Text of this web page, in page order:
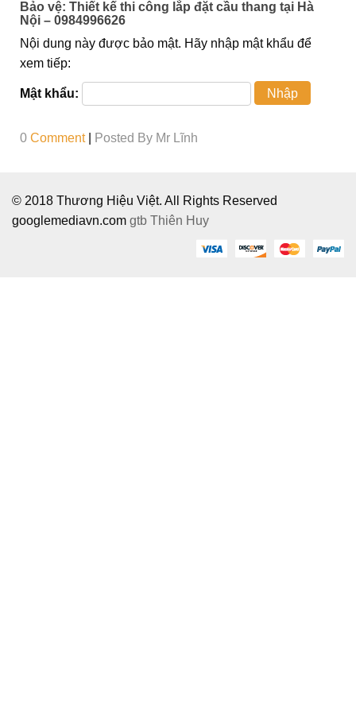
Bảo vệ: Thiết kế thi công lắp đặt cầu thang tại Hà
Nội – 0984996626
Nội dung này được bảo mật. Hãy nhập mật khẩu để
xem tiếp:
Mật khẩu:
0 Comment Posted By Mr Lĩnh
© 2018 Thương Hiệu Việt. All Rights Reserved
googlemediavn.com gtb Thiên Huy